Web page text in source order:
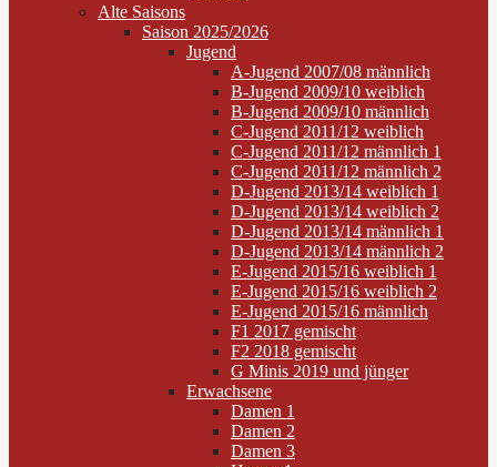
Alte Saisons
Saison 2025/2026
Jugend
A-Jugend 2007/08 männlich
B-Jugend 2009/10 weiblich
B-Jugend 2009/10 männlich
C-Jugend 2011/12 weiblich
C-Jugend 2011/12 männlich 1
C-Jugend 2011/12 männlich 2
D-Jugend 2013/14 weiblich 1
D-Jugend 2013/14 weiblich 2
D-Jugend 2013/14 männlich 1
D-Jugend 2013/14 männlich 2
E-Jugend 2015/16 weiblich 1
E-Jugend 2015/16 weiblich 2
E-Jugend 2015/16 männlich
F1 2017 gemischt
F2 2018 gemischt
G Minis 2019 und jünger
Erwachsene
Damen 1
Damen 2
Damen 3